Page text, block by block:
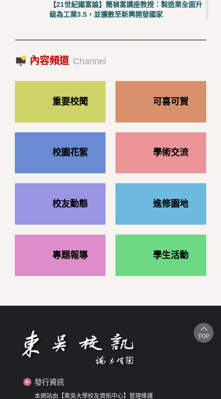
【21世紀國富論】簡禎富講座教授：製造業全面升
級為工業3.5，並擴散至新興開發國家
2023/10/18|推薦閱讀
內容頻道 Channel
重要校聞 可喜可賀
校園花絮 學術交流
校友動態 進修園地
專題報導 學生活動
發行資訊
本網站由【東吳大學校友資拓中心】管理維護
TOP